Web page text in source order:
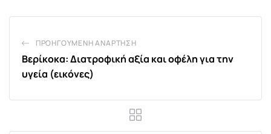
ΠΡΟΗΓΟΎΜΕΝΗ ΑΝΆΡΤΗΣΗ
Βερίκοκα: Διατροφική αξία και οφέλη για την
υγεία (εικόνες)